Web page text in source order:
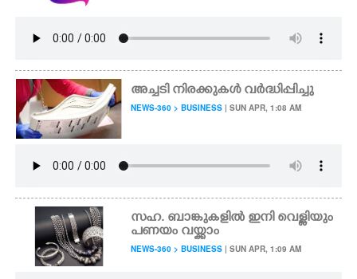
അച്ചടി നിരക്കുകൾ വർദ്ധിപ്പിച്ചു
NEWS-360 > BUSINESS | SUN APR, 1:08 AM
സഹ. ബാങ്കുകളിൽ ഇനി വെള്ളിയും
പണയം വയ്ക്കാം
NEWS-360 > BUSINESS | SUN APR, 1:09 AM